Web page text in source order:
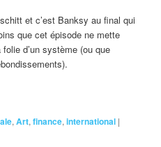
et c’est Banksy au final qui
que cet épisode ne mette
d’un système (ou que
,Art,finance,international |